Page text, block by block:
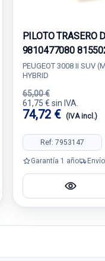
PILOTO TRASERO
9810477080
PEUGEOT 3008 II SUV
HYBRID
65,00 €
61,75 € sin IVA.
74,72 € (IVA incl.)
Ref: 7953147
Garantía 1 año